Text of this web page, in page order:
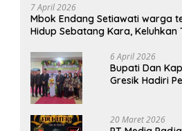
7 April 2026
Mbok Endang Setiawati warga
Hidup Sebatang Kara, Keluhkan
gresik
6 April 2026
​Bupati Dan
Gresik Hadiri
Pelebaran Jalan!
20 Maret 2026